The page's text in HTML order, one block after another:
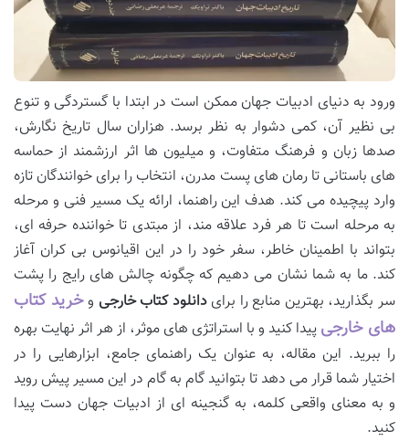
ورود به دنیای ادبیات جهان ممکن است در ابتدا با گستردگی و تنوع
بی نظیر آن، کمی دشوار به نظر برسد. هزاران سال تاریخ نگارش،
صدها زبان و فرهنگ متفاوت، و میلیون ها اثر ارزشمند از حماسه
های باستانی تا رمان های پست مدرن، انتخاب را برای خوانندگان تازه
وارد پیچیده می کند. هدف این راهنما، ارائه یک مسیر فنی و مرحله
به مرحله است تا هر فرد علاقه مند، از مبتدی تا خواننده حرفه ای،
بتواند با اطمینان خاطر، سفر خود را در این اقیانوس بی کران آغاز
کند. ما به شما نشان می دهیم که چگونه چالش های رایج را پشت
سر بگذارید، بهترین منابع را برایدانلود کتاب خارجی وخرید کتاب
های خارجی پیدا کنید و با استراتژی های موثر، از هر اثر نهایت بهره
را ببرید. این مقاله، به عنوان یک راهنمای جامع، ابزارهایی را در
اختیار شما قرار می دهد تا بتوانید گام به گام در این مسیر پیش روید
و به معنای واقعی کلمه، به گنجینه ای از ادبیات جهان دست پیدا
کنید.